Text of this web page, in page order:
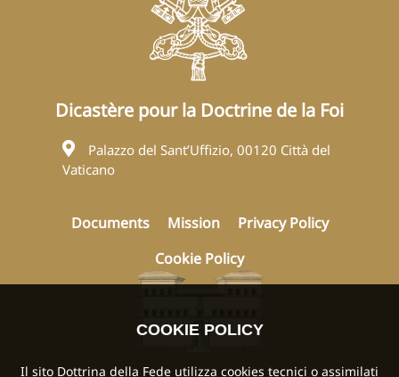
Dicastère pour la Doctrine de la Foi
Palazzo del Sant’Uffizio, 00120 Città del
Vaticano
Documents Mission
Privacy Policy
Cookie Policy
COOKIE POLICY
Il sito Dottrina della Fede utilizza cookies tecnici o assimilati